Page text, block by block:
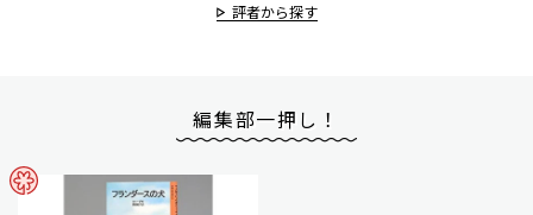
評者から探す
編集部一押し！